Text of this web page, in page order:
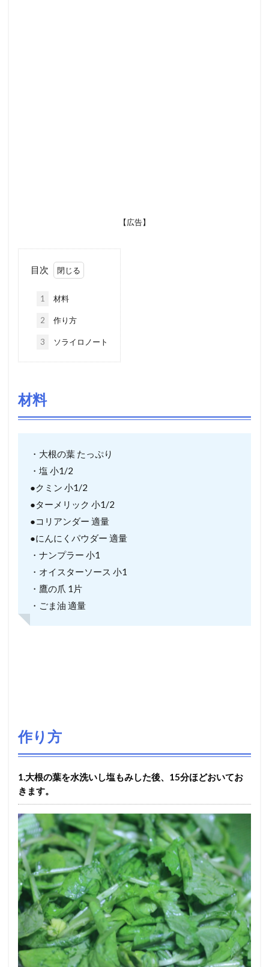
【広告】
目次
1 材料
2 作り方
3 ソライロノート
材料
・大根の葉 たっぷり
・塩 小1/2
●クミン 小1/2
●ターメリック 小1/2
●コリアンダー 適量
●にんにくパウダー 適量
・ナンプラー 小1
・オイスターソース 小1
・鷹の爪 1片
・ごま油 適量
作り方
1.大根の葉を水洗いし塩もみした後、15分ほどおいてお
きます。